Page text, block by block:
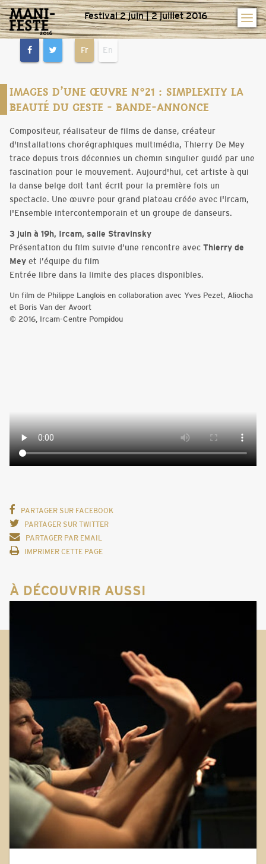
Festival 2 juin | 2 juillet 2016
Fr En
IMAGES D’UNE ŒUVRE N°21 : SIMPLEXITY LA
BEAUTÉ DU GESTE - BANDE-ANNONCE
Compositeur, réalisateur de films de danse, créateur
d'installations chorégraphiques multimédia, Thierry De Mey
trace depuis trois décennies un chemin singulier guidé par une
fascination pour le mouvement. Aujourd'hui, cet artiste à qui
la danse belge doit tant écrit pour la première fois un
spectacle. Une œuvre pour grand plateau créée avec l'Ircam,
l'Ensemble intercontemporain et un groupe de danseurs.
3 juin à 19h, Ircam, salle Stravinsky
Présentation du film suivie d’une rencontre avec Thierry de
Mey et l’équipe du film
Entrée libre dans la limite des places disponibles.
Un film de Philippe Langlois en collaboration avec Yves Pezet, Aliocha
et Boris Van der Avoort
© 2016, Ircam-Centre Pompidou
PARTAGER SUR FACEBOOK
PARTAGER SUR TWITTER
PARTAGER PAR EMAIL
IMPRIMER CETTE PAGE
À DÉCOUVRIR AUSSI